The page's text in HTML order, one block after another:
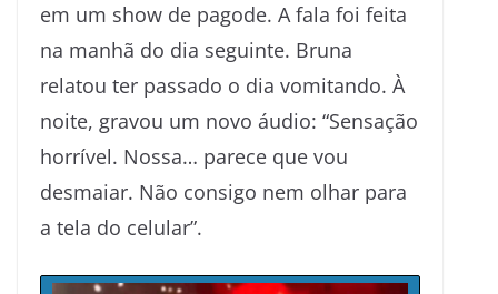
em um show de pagode. A fala foi feita
na manhã do dia seguinte. Bruna
relatou ter passado o dia vomitando. À
noite, gravou um novo áudio: “Sensação
horrível. Nossa… parece que vou
desmaiar. Não consigo nem olhar para
a tela do celular”.